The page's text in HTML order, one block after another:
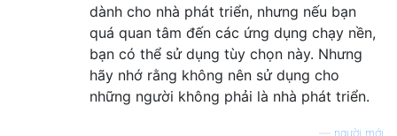
dành cho nhà phát triển, nhưng nếu bạn
quá quan tâm đến các ứng dụng chạy nền,
bạn có thể sử dụng tùy chọn này. Nhưng
hãy nhớ rằng không nên sử dụng cho
những người không phải là nhà phát triển.
người mới